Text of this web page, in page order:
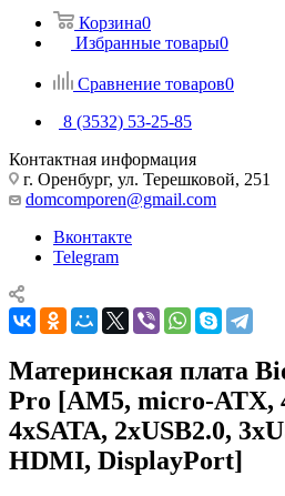
Корзина0
Избранные товары0
Сравнение товаров0
8 (3532) 53-25-85
Контактная информация
г. Оренбург, ул. Терешковой, 251
domcomporen@gmail.com
Вконтакте
Telegram
Материнская плата
Pro [AM5, micro-ATX,
4xSATA, 2xUSB2.0,
HDMI, DisplayPort]